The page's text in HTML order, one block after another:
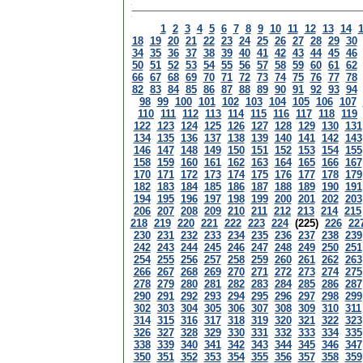
1 2 3 4 5 6 7 8 9 10 11 12 13 14
18 19 20 21 22 23 24 25 26 27 28 29 30
34 35 36 37 38 39 40 41 42 43 44 45 46
50 51 52 53 54 55 56 57 58 59 60 61 62
66 67 68 69 70 71 72 73 74 75 76 77 78
82 83 84 85 86 87 88 89 90 91 92 93 94
98 99 100 101 102 103 104 105 106 107
110 111 112 113 114 115 116 117 118 119
122 123 124 125 126 127 128 129 130 131
134 135 136 137 138 139 140 141 142 143
146 147 148 149 150 151 152 153 154 155
158 159 160 161 162 163 164 165 166 167
170 171 172 173 174 175 176 177 178 179
182 183 184 185 186 187 188 189 190 191
194 195 196 197 198 199 200 201 202 203
206 207 208 209 210 211 212 213 214 215
218 219 220 221 222 223 224 (225) 226
230 231 232 233 234 235 236 237 238 239
242 243 244 245 246 247 248 249 250 251
254 255 256 257 258 259 260 261 262 263
266 267 268 269 270 271 272 273 274 275
278 279 280 281 282 283 284 285 286 287
290 291 292 293 294 295 296 297 298 299
302 303 304 305 306 307 308 309 310 311
314 315 316 317 318 319 320 321 322 323
326 327 328 329 330 331 332 333 334 335
338 339 340 341 342 343 344 345 346 347
350 351 352 353 354 355 356 357 358 359